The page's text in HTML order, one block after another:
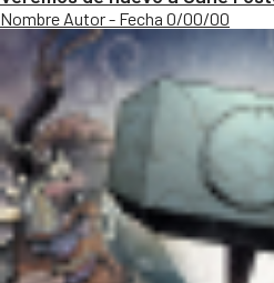
Nombre Autor - Fecha 0/00/00